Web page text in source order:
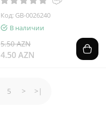
Код: GB-0026240
В наличии
5.50 AZN
4.50 AZN
5 > >|